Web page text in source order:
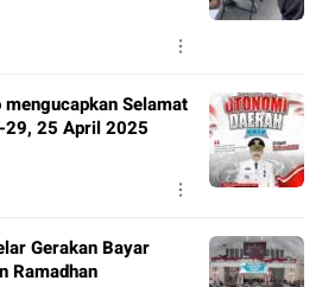
Selamat
29, 25 April 2025
Gerakan Bayar
Ramadhan